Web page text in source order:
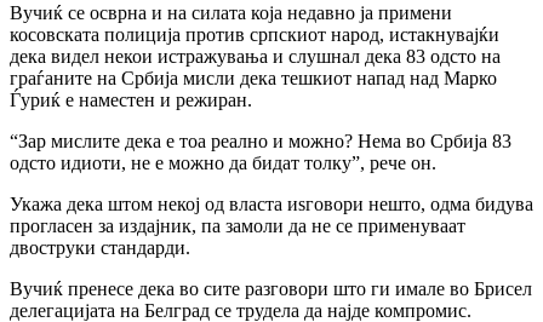
Вучиќ се осврна и на силата која недавно ја примени
косовската полиција против српскиот народ, истакнувајќи
дека видел некои истражувања и слушнал дека 83 одсто на
граѓаните на Србија мисли дека тешкиот напад над Марко
Ѓуриќ е наместен и режиран.
“Зар мислите дека е тоа реално и можно? Нема во Србија 83
одсто идиоти, не е можно да бидат толку”, рече он.
Укажа дека штом некој од власта иѕговори нешто, одма бидува
прогласен за издајник, па замоли да не се применуваат
двоструки стандарди.
Вучиќ пренесе дека во сите разговори што ги имале во Брисел
делегацијата на Белград се трудела да најде компромис.